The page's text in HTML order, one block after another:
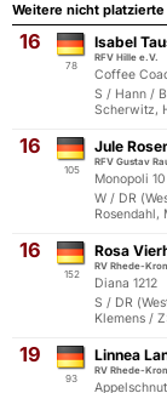
Weitere nicht
16
78
Isabel
RFV Hille e.V.
Coffee
S / Hann /
Scherwitz,
16
105
Jule
RFV Gustav
Monopoli 10
W / DR
Rosendahl,
16
152
Rosa
RV Rhede-
Diana 1212
S / DR
Klemens /
19
93
Linnea
RV Rhede-